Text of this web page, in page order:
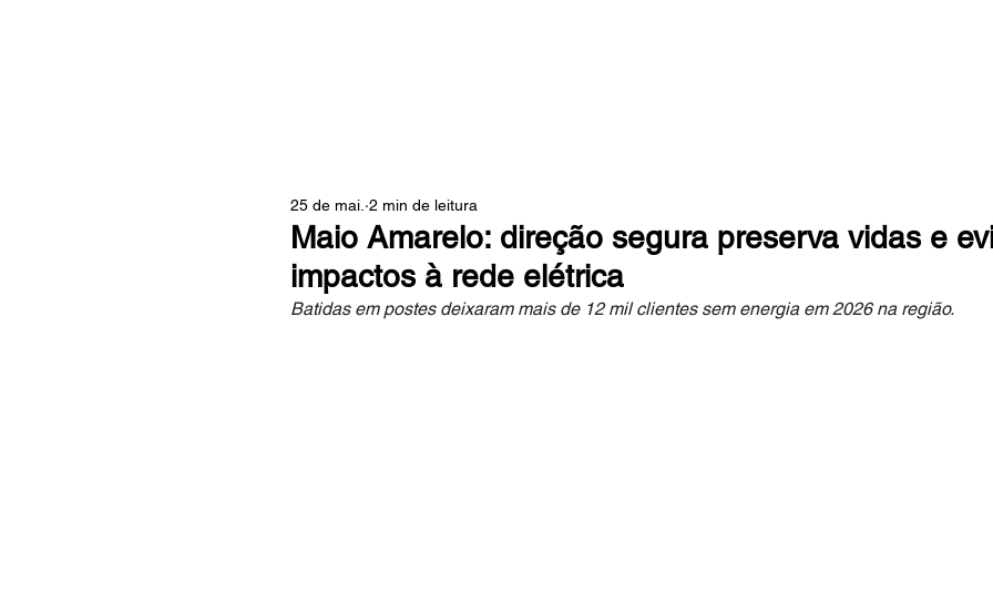
Maio Amarelo: direção segura preserva vidas e
impactos à rede elétrica
25 de mai. 2 min de leitura
Batidas em postes deixaram mais de 12 mil clientes sem energia em 2026 na região.